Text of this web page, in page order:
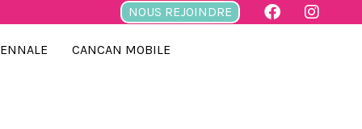
NOUS REJOINDRE
CANCAN MOBILE